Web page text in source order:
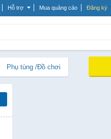
Hỗ trợ Mua quảng cáo Đăng ký
Phụ tùng /Đồ chơi